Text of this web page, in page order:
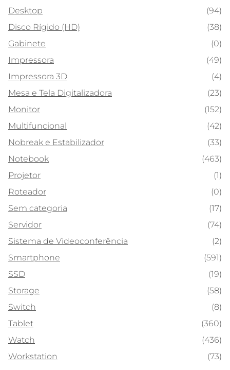
Desktop
(94)
Disco Rígido (HD)
(38)
Gabinete
(0)
Impressora
(49)
Impressora 3D
(4)
Mesa e Tela Digitalizadora
(23)
Monitor
(152)
Multifuncional
(42)
Nobreak e Estabilizador
(33)
Notebook
(463)
Projetor
(1)
Roteador
(0)
Sem categoria
(17)
Servidor
(74)
Sistema de Videoconferência
(2)
Smartphone
(591)
SSD
(19)
Storage
(58)
Switch
(8)
Tablet
(360)
Watch
(436)
Workstation
(73)